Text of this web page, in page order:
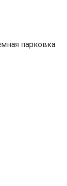
парковка.